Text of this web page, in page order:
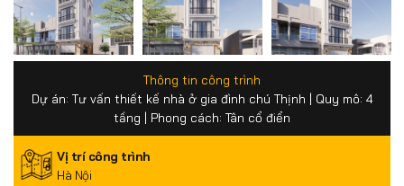
Thông tin công trình
Dự án: Tư vấn thiết kế nhà ở gia đình chú Thịnh | Quy mô: 4
tầng | Phong cách: Tân cổ điển
Vị trí công trình
Hà Nội